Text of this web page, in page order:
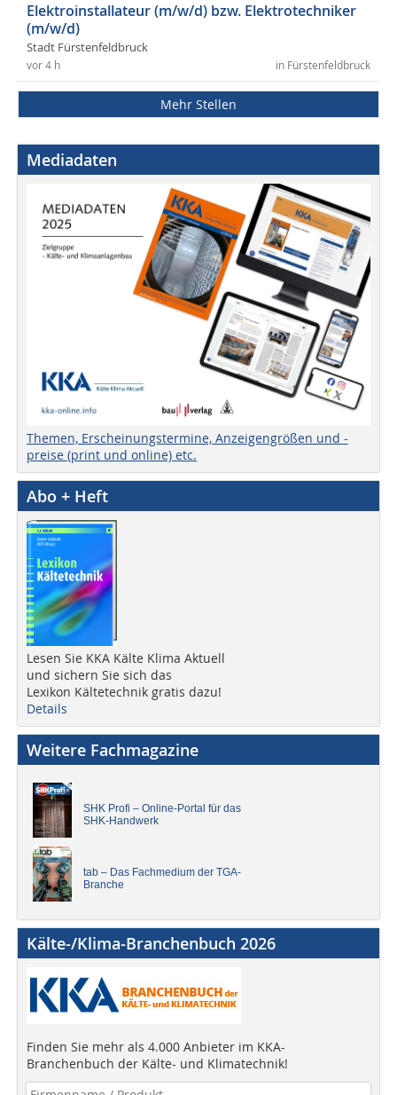
Elektroinstallateur (m/w/d) bzw. Elektrotechniker
(m/w/d)
Stadt Fürstenfeldbruck
in Fürstenfeldbruck
vor 4 h
Mehr Stellen
Mediadaten
Themen, Erscheinungstermine, Anzeigengrößen und -
preise (print und online) etc.
Abo + Heft
Lesen Sie KKA Kälte Klima Aktuell
und sichern Sie sich das
Lexikon Kältetechnik gratis dazu!
Details
Weitere Fachmagazine
SHK Profi – Online-Portal für das
SHK-Handwerk
tab – Das Fachmedium der TGA-
Branche
Kälte-/Klima-Branchenbuch 2026
Finden Sie mehr als 4.000 Anbieter im KKA-
Branchenbuch der Kälte- und Klimatechnik!